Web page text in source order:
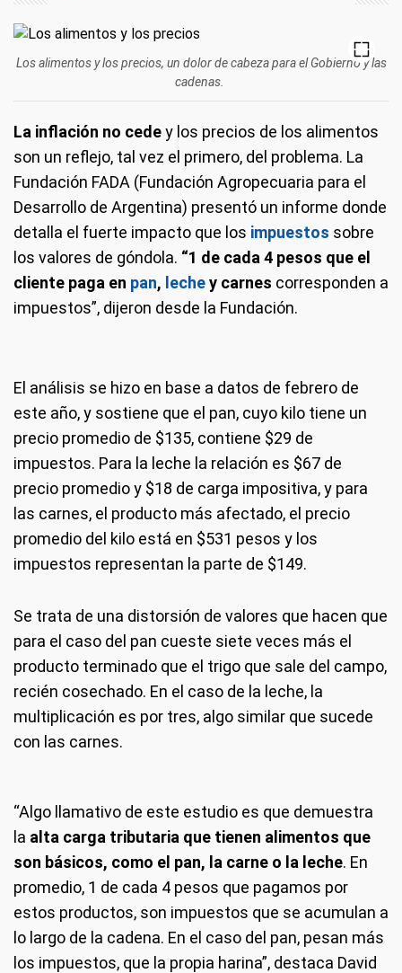
Los alimentos y los precios, un dolor de cabeza para el Gobierno y las
cadenas.
La inflación no cedey los precios de los alimentos
son un reflejo, tal vez el primero, del problema. La
Fundación FADA (Fundación Agropecuaria para el
Desarrollo de Argentina) presentó un informe donde
detalla el fuerte impacto que los impuestos sobre
los valores de góndola. “1 de cada 4 pesos que el
cliente paga en pan, lechey carnes corresponden a
impuestos”, dijeron desde la Fundación.
El análisis se hizo en base a datos de febrero de
este año, y sostiene que el pan, cuyo kilo tiene un
precio promedio de $135, contiene $29 de
impuestos. Para la leche la relación es $67 de
precio promedio y $18 de carga impositiva, y para
las carnes, el producto más afectado, el precio
promedio del kilo está en $531 pesos y los
impuestos representan la parte de $149.
Se trata de una distorsión de valores que hacen que
para el caso del pan cueste siete veces más el
producto terminado que el trigo que sale del campo,
recién cosechado. En el caso de la leche, la
multiplicación es por tres, algo similar que sucede
con las carnes.
“Algo llamativo de este estudio es que demuestra
la alta carga tributaria que tienen alimentos que
son básicos, como el pan, la carne o la leche. En
promedio, 1 de cada 4 pesos que pagamos por
estos productos, son impuestos que se acumulan a
lo largo de la cadena. En el caso del pan, pesan más
los impuestos, que la propia harina”, destaca David